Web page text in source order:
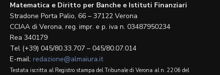
Matematica e Diritto per Banche e Istituti Finanziari
Stradone Porta Palio, 66 – 37122 Verona
CCIAA di Verona, reg. impr. e p. iva n. 03487950234
Rea 340179
Tel (+39) 045/80.33.707 – 045/80.07.014
E-mail: redazione@almaiura.it
Testata iscritta al Registro stampa del Tribunale di Verona al n. 2206 del